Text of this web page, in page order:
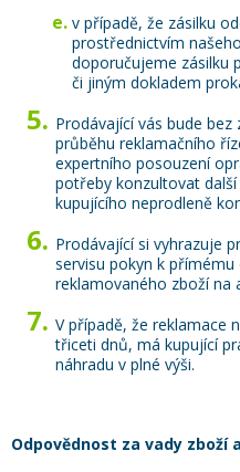
v případě, že zásilku
prostřednictvím
doporučujeme zásilku
či jiným dokladem
Prodávající vás bude
průběhu reklamačního
expertního posouzení
potřeby konzultovat
kupujícího neprodleně
Prodávající si vyhrazuje
servisu pokyn k
reklamovaného zboží na
V případě, že reklamace
třiceti dnů, má kupující
náhradu v plné výši.
Odpovědnost za vady zboží